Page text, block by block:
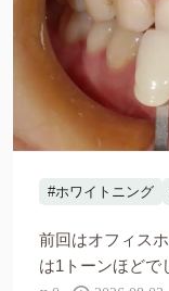
#ホワイトニング
前回はオフィス
は1トーンほどで